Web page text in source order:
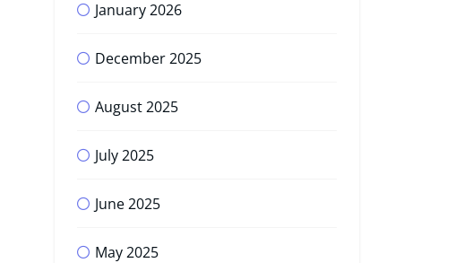
January 2026
December 2025
August 2025
July 2025
June 2025
May 2025